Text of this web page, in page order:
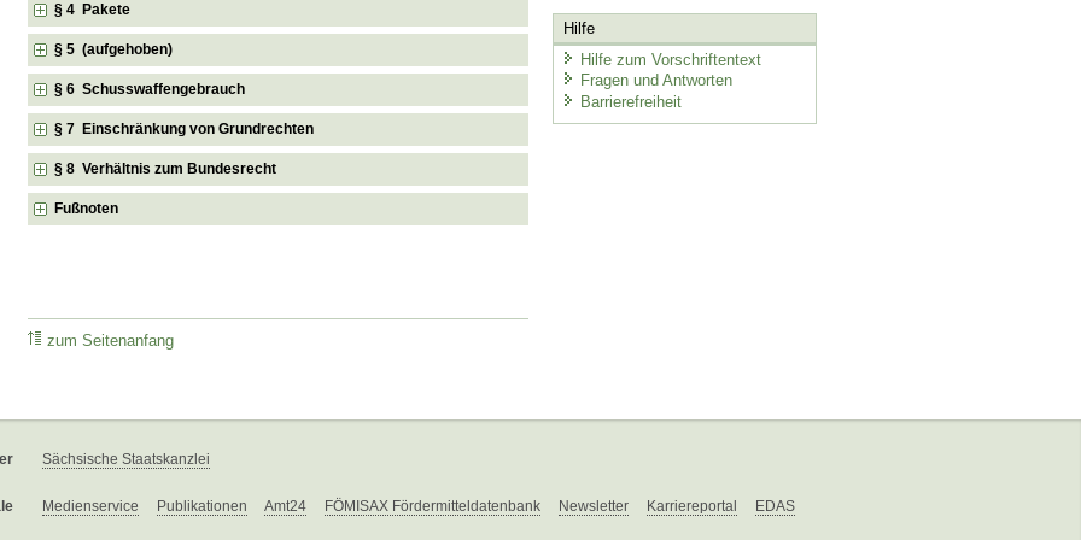
§ 4 Pakete
§ 5 (aufgehoben)
§ 6 Schusswaffengebrauch
§ 7 Einschränkung von Grundrechten
§ 8 Verhältnis zum Bundesrecht
Fußnoten
zum Seitenanfang
Hilfe
Hilfe zum Vorschriftentext
Fragen und Antworten
Barrierefreiheit
Sächsische Staatskanzlei
Medienservice Publikationen Amt24 FÖMISAX Fördermitteldatenbank Newsletter Karriereportal EDAS